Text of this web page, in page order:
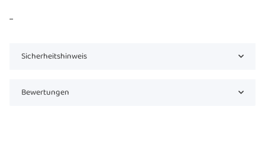
...
Sicherheitshinweis
Bewertungen